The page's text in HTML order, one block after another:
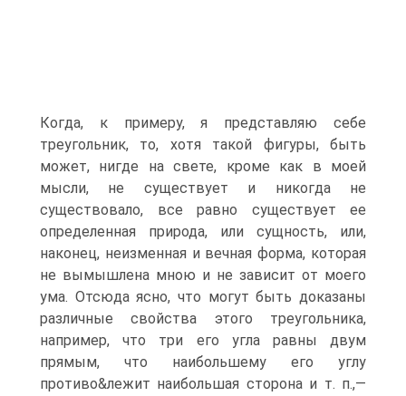
Когда, к примеру, я представляю себе
треугольник, то, хотя такой фигуры, быть
может, нигде на свете, кроме как в моей
мысли, не существует и никогда не
существовало, все равно существует ее
определенная природа, или сущность, или,
наконец, неизменная и вечная форма, которая
не вымышлена мною и не зависит от моего
ума. Отсюда ясно, что могут быть доказаны
различные свойства этого треугольника,
например, что три его угла равны двум
прямым, что наибольшему его углу
противо&лежит наибольшая сторона и т. п.,—